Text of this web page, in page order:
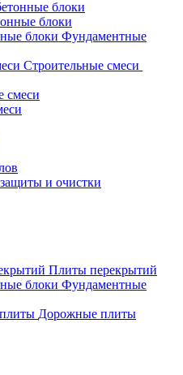
блоки
Фундаментные
Строительные смеси
смеси
и очистки
Плиты перекрытий
Фундаментные
Дорожные плиты